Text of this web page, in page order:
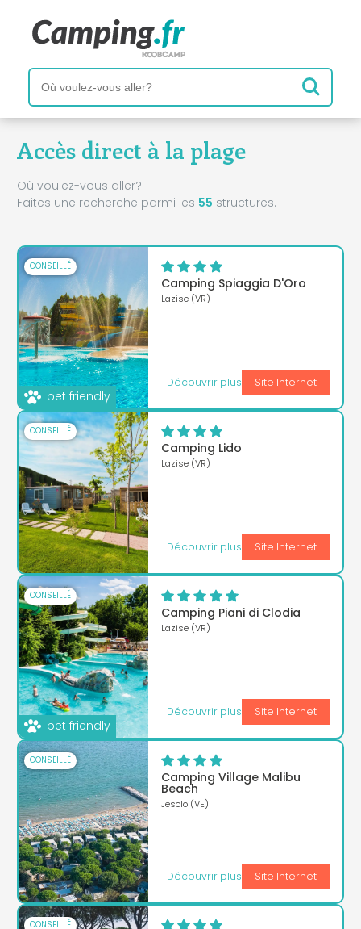
Accès direct à la plage
Où voulez-vous aller?
Faites une recherche parmi les 55 structures.
CONSEILLÉ
pet friendly
Camping Spiaggia D'Oro
Lazise (VR)
Découvrir plus Site Internet
CONSEILLÉ
Camping Lido
Lazise (VR)
Découvrir plus Site Internet
CONSEILLÉ
pet friendly
Camping Piani di Clodia
Lazise (VR)
Découvrir plus Site Internet
CONSEILLÉ
Camping Village Malibu
Beach
Jesolo (VE)
Découvrir plus Site Internet
CONSEILLÉ